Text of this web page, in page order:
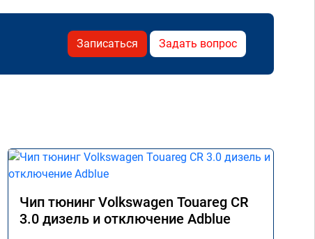
Записаться Задать вопрос
Чип тюнинг Volkswagen Touareg CR
3.0 дизель и отключение Adblue